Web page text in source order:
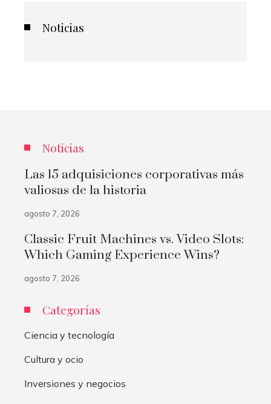
Noticias
Noticias
Las 15 adquisiciones corporativas más
valiosas de la historia
agosto 7, 2026
Classic Fruit Machines vs. Video Slots:
Which Gaming Experience Wins?
agosto 7, 2026
Categorías
Ciencia y tecnología
Cultura y ocio
Inversiones y negocios